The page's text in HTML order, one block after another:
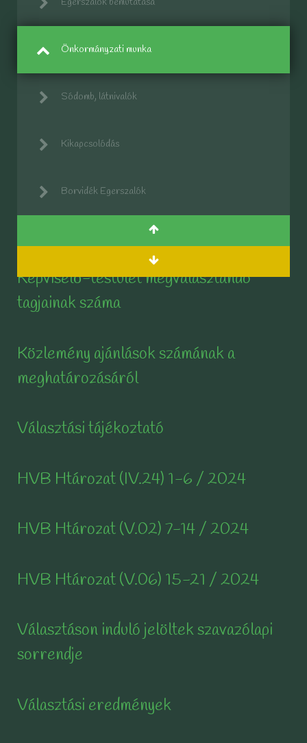
Önkormányzati munka
Sódomb, látnivalók
Kikapcsolódás
Borvidék Egerszalók
Képviselő-testület megválasztandó
tagjainak száma
Közlemény ajánlások számának a
meghatározásáról
Választási tájékoztató
HVB Htározat (IV.24) 1-6 / 2024
HVB Htározat (V.02) 7-14 / 2024
HVB Htározat (V.06) 15-21 / 2024
Választáson induló jelöltek szavazólapi
sorrendje
Választási eredmények